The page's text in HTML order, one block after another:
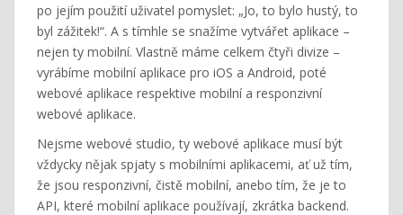
po jejím použití uživatel pomyslet: „Jo, to bylo hustý, to
byl zážitek!“. A s tímhle se snažíme vytvářet aplikace –
nejen ty mobilní. Vlastně máme celkem čtyři divize –
vyrábíme mobilní aplikace pro iOS a Android, poté
webové aplikace respektive mobilní a responzivní
webové aplikace.
Nejsme webové studio, ty webové aplikace musí být
vždycky nějak spjaty s mobilními aplikacemi, ať už tím,
že jsou responzivní, čistě mobilní, anebo tím, že je to
API, které mobilní aplikace používají, zkrátka backend.